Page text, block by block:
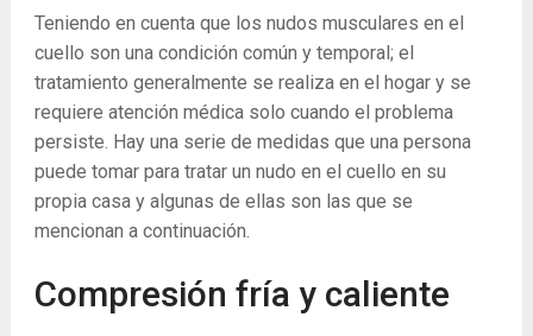
Teniendo en cuenta que los nudos musculares en el
cuello son una condición común y temporal; el
tratamiento generalmente se realiza en el hogar y se
requiere atención médica solo cuando el problema
persiste. Hay una serie de medidas que una persona
puede tomar para tratar un nudo en el cuello en su
propia casa y algunas de ellas son las que se
mencionan a continuación.
Compresión fría y caliente